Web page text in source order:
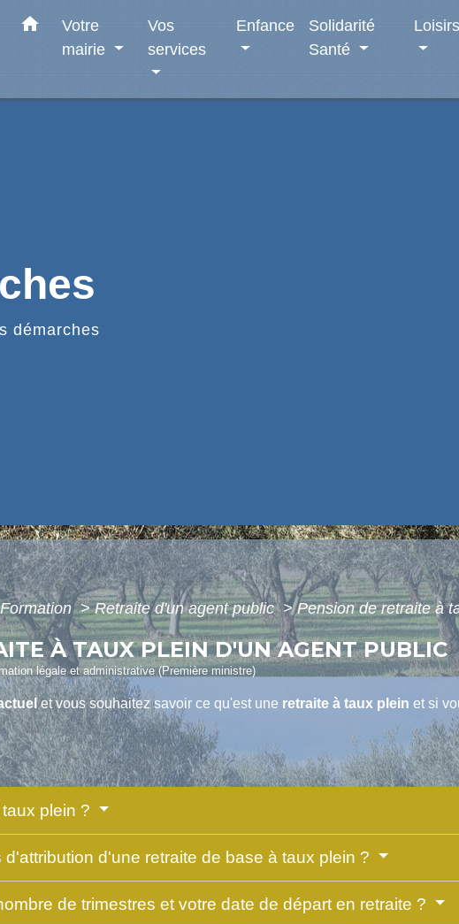
home
Votre
mairie
Vos
services
Enfance
Solidarité
Santé
Loisirs
démarches
> Retraite d'un agent public> Pension de retraite à
À TAUX PLEIN D'UN AGENT PUBLIC
légale et administrative (Première ministre)
et vous souhaitez savoir ce qu'est une retraite à taux plein et si
plein ?
d'une retraite de base à taux plein ?
de trimestres et votre date de départ en retraite ?